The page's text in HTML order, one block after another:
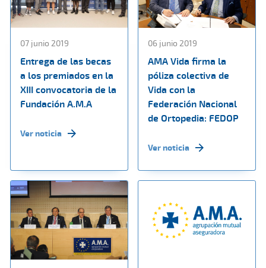
07 junio 2019
Entrega de las becas
a los premiados en la
XIII convocatoria de la
Fundación A.M.A
Ver noticia
06 junio 2019
AMA Vida firma la
póliza colectiva de
Vida con la
Federación Nacional
de Ortopedia: FEDOP
Ver noticia